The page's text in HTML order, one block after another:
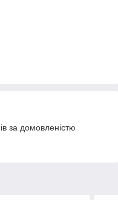
за домовленістю